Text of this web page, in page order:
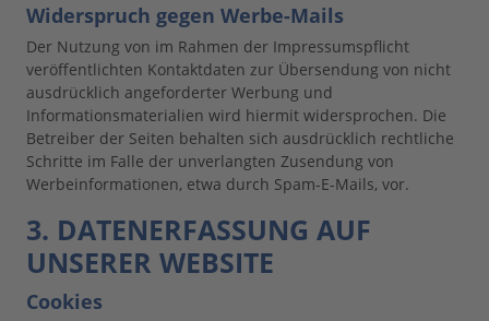
Widerspruch gegen Werbe-Mails
Der Nutzung von im Rahmen der Impressumspflicht
veröffentlichten Kontaktdaten zur Übersendung von nicht
ausdrücklich angeforderter Werbung und
Informationsmaterialien wird hiermit widersprochen. Die
Betreiber der Seiten behalten sich ausdrücklich rechtliche
Schritte im Falle der unverlangten Zusendung von
Werbeinformationen, etwa durch Spam-E-Mails, vor.
3. DATENERFASSUNG AUF
UNSERER WEBSITE
Cookies